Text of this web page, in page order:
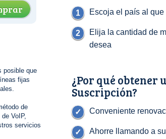
posible que
fijas
de
VoIP,
servicios
Escoja el país al
Elija la cantidad de
desea
¿Por qué obtener
Suscripción?
Conveniente
Ahorre llamando a